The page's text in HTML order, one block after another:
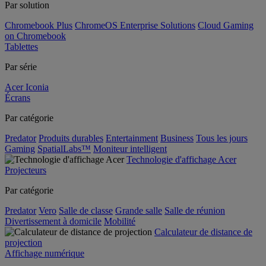
Par solution
Chromebook Plus ChromeOS Enterprise Solutions Cloud Gaming
on Chromebook
Tablettes
Par série
Acer Iconia
Écrans
Par catégorie
Predator Produits durables Entertainment Business Tous les jours
Gaming SpatialLabs™ Moniteur intelligent
Technologie d'affichage Acer
Projecteurs
Par catégorie
Predator Vero Salle de classe Grande salle Salle de réunion
Divertissement à domicile Mobilité
Calculateur de distance de
projection
Affichage numérique